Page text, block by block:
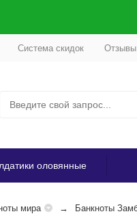
Система скидок Отзывы
оловянные
мира Банкноты